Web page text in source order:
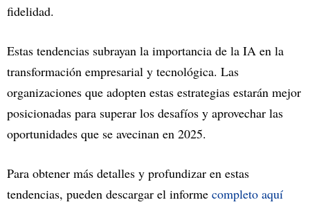
fidelidad.
Estas tendencias subrayan la importancia de la IA en la
transformación empresarial y tecnológica. Las
organizaciones que adopten estas estrategias estarán mejor
posicionadas para superar los desafíos y aprovechar las
oportunidades que se avecinan en 2025.
Para obtener más detalles y profundizar en estas
tendencias, pueden descargar el informe completo aquí